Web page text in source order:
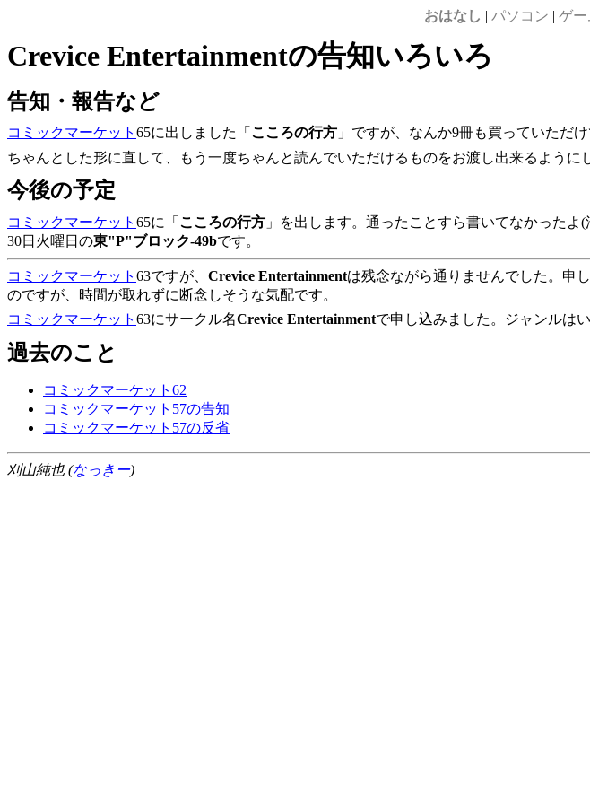
おはなし | パソコン | ゲー
Crevice Entertainmentの告知いろいろ
告知・報告など
コミックマーケット 65に出しました「 こころの行方 」ですが、なんか9冊も買っていただ
ちゃんとした形に直して、もう一度ちゃんと読んでいただけるものをお渡し出来るように
今後の予定
コミックマーケット 65に「 こころの行方 」を出します。通ったことすら書いてなかった
30日火曜日の東"P"ブロック-49bです。
コミックマーケット 63ですが、 Crevice Entertainmentは残念ながら通りませんでした。申
のですが、時間が取れずに断念しそうな気配です。
コミックマーケット 63にサークル名Crevice Entertainmentで申し込みました。ジャンルは
過去のこと
コミックマーケット62
コミックマーケット57の告知
コミックマーケット57の反省
刈山純也 (なっきー)